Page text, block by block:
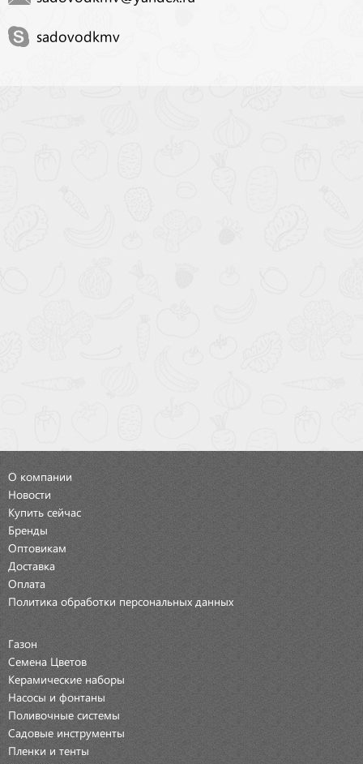
sadovodkmv
О компании
Новости
Купить сейчас
Бренды
Оптовикам
Доставка
Оплата
Политика обработки персональных данных
Газон
Семена Цветов
Керамические наборы
Насосы и фонтаны
Поливочные системы
Садовые инструменты
Пленки и тенты